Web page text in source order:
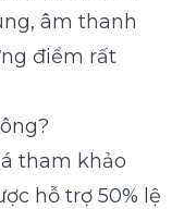
âm thanh
điểm rất
tham khảo
hỗ trợ 50% lệ